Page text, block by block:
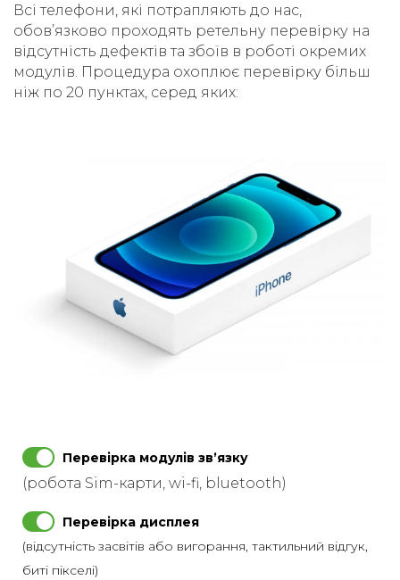
Всі телефони, які потрапляють до нас,
обовʼязково проходять ретельну перевірку на
відсутність дефектів та збоїв в роботі окремих
модулів. Процедура охоплює перевірку більш
ніж по 20 пунктах, серед яких:
Перевірка модулів звʼязку
(робота Sim-карти, wi-fi, bluetooth)
Перевірка дисплея
(відсутність засвітів або вигорання, тактильний відгук,
биті пікселі)